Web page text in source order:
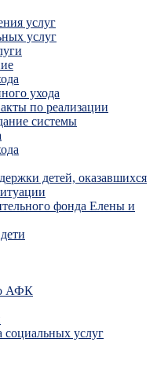
услуг
услуг
ухода
по реализации
системы
детей, оказавшихся
фонда Елены и
АФК
социальных услуг